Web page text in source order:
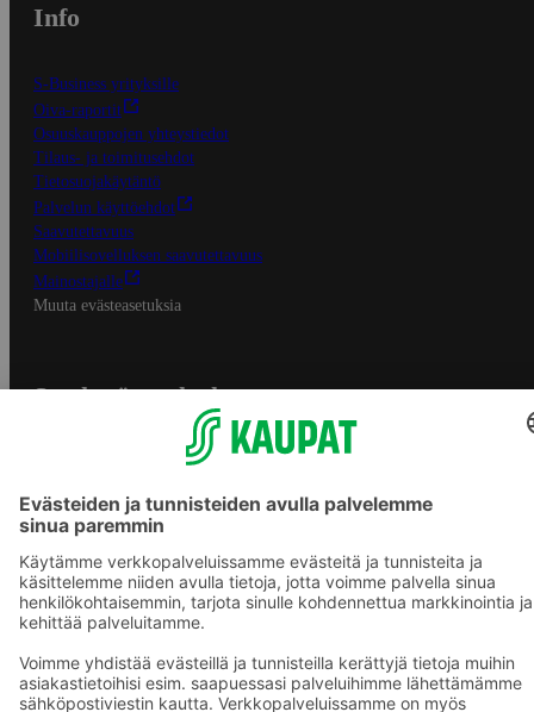
Info
S-Business yrityksille
Oiva-raportit
Osuuskauppojen yhteystiedot
Tilaus- ja toimitusehdot
Tietosuojakäytäntö
Palvelun käyttöehdot
Saavutettavuus
Mobiilisovelluksen saavutettavuus
Mainostajalle
Muuta evästeasetuksia
S-ryhmän palvelut
Yhteishyvä Ruoka -sovellus
Prisma.fi
Sokos.fi
S-Pankki
Sokos Hotels
Raflaamo